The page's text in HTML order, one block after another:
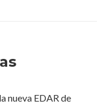
nueva EDAR de